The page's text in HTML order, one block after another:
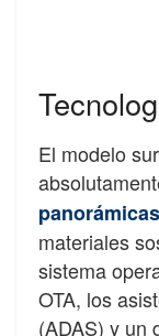
El modelo
panorámicas
materiales
sistema
OTA, los
(ADAS) y un